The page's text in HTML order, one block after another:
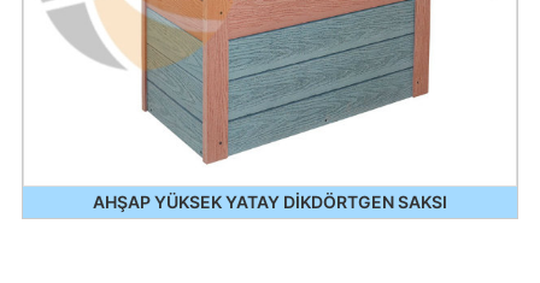
AHŞAP YÜKSEK YATAY DİKDÖRTGEN SAKSI